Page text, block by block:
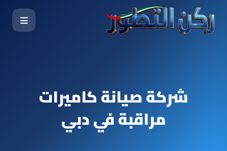
شركة صيانة كاميرات
مراقبة في دبي